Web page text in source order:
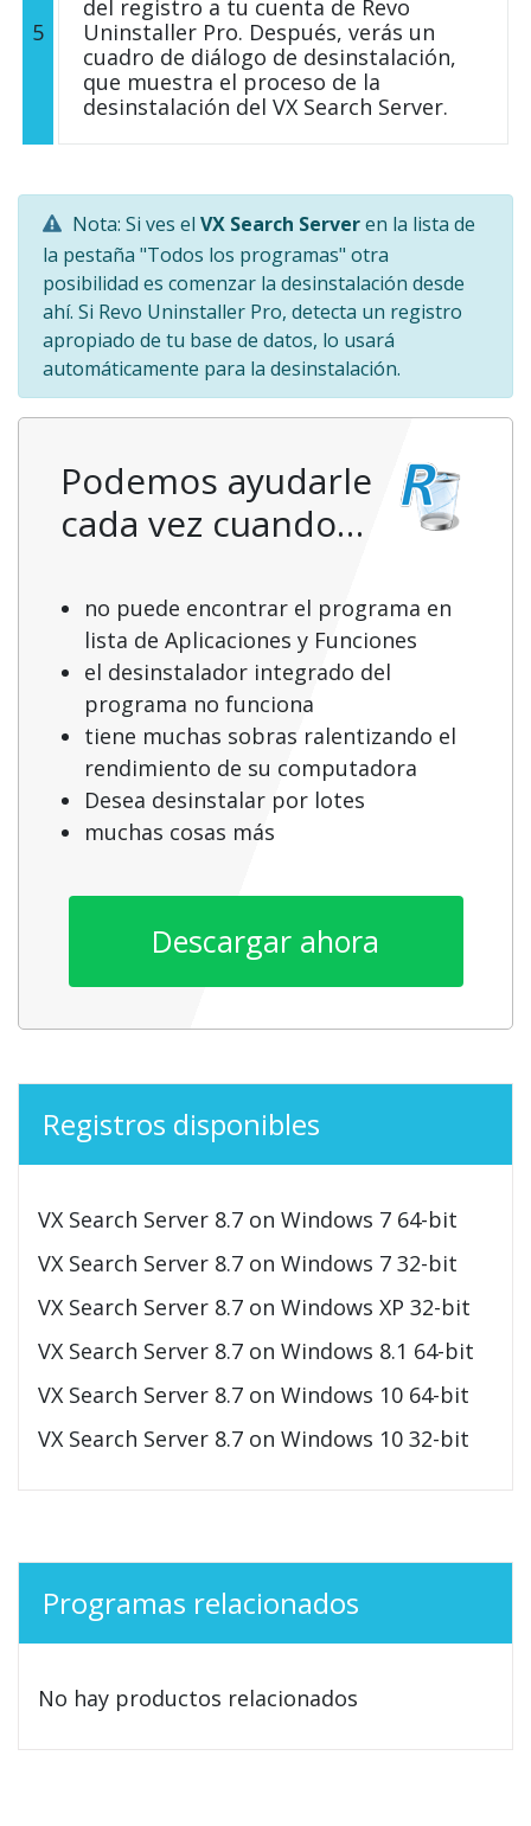
5
del registro a tu cuenta de Revo
Uninstaller Pro. Después, verás un
cuadro de diálogo de desinstalación,
que muestra el proceso de la
desinstalación del VX Search Server.
Nota: Si ves el VX Search Serveren la lista de
la pestaña "Todos los programas" otra
posibilidad es comenzar la desinstalación desde
ahí. Si Revo Uninstaller Pro, detecta un registro
apropiado de tu base de datos, lo usará
automáticamente para la desinstalación.
Podemos ayudarle
cada vez cuando…
no puede encontrar el programa en
lista de Aplicaciones y Funciones
el desinstalador integrado del
programa no funciona
tiene muchas sobras ralentizando el
rendimiento de su computadora
Desea desinstalar por lotes
muchas cosas más
Descargar ahora
Registros disponibles
VX Search Server 8.7 on Windows 7 64-bit
VX Search Server 8.7 on Windows 7 32-bit
VX Search Server 8.7 on Windows XP 32-bit
VX Search Server 8.7 on Windows 8.1 64-bit
VX Search Server 8.7 on Windows 10 64-bit
VX Search Server 8.7 on Windows 10 32-bit
Programas relacionados
No hay productos relacionados